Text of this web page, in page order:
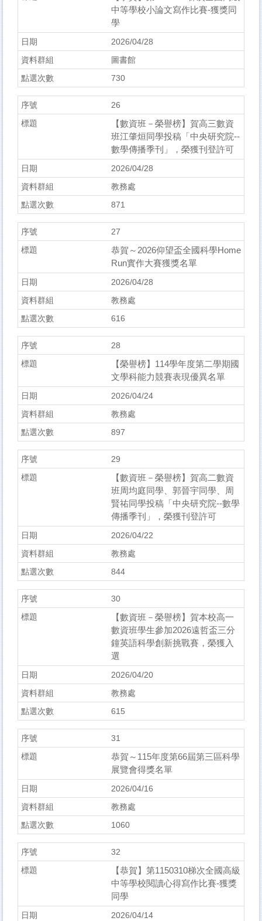
中等學校小論文寫作比賽-獲獎同
學
2026/04/28
圖書館
730
26
【數資班－榮譽榜】賀高三數資
班江肇烜同學投稿「中央研究院--
數學傳播季刊」，榮獲刊登許可
2026/04/28
教務處
871
27
恭賀～2026仰望盃全國科學Home
Run實作大賽獲獎名單
2026/04/28
教務處
616
28
【榮譽榜】114學年度第二學期國
文學科能力競賽表現優異名單
2026/04/24
教務處
897
29
【數資班－榮譽榜】賀高二數資
班周均庭同學、郭晉宇同學、周
賢祐同學投稿「中央研究院--數學
傳播季刊」，榮獲刊登許可
2026/04/22
教務處
844
30
【數資班－榮譽榜】賀本校高一
數資班學生參加2026遠哲盃三分
鐘英語科學創新挑戰賽，榮獲入
選
2026/04/20
教務處
615
31
恭賀～115年度第66屆第三區科學
展覽會得獎名單
2026/04/16
教務處
1060
32
【恭賀】第1150310梯次全國高級
中等學校閱讀心得寫作比賽-獲獎
同學
2026/04/14